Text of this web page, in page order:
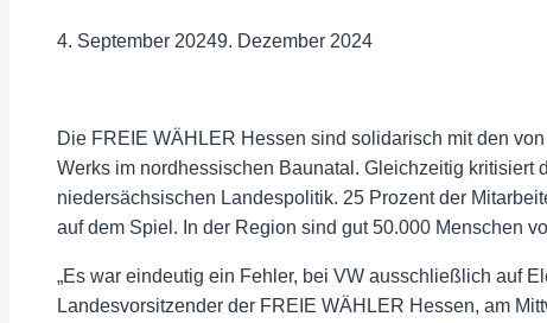
4. September 20249. Dezember 2024
Die FREIE WÄHLER Hessen sind solidarisch mit den
Werks im nordhessischen Baunatal. Gleichzeitig kritisiert
niedersächsischen Landespolitik. 25 Prozent der
auf dem Spiel. In der Region sind gut 50.000 Menschen
„Es war eindeutig ein Fehler, bei VW ausschließlich auf
Landesvorsitzender der FREIE WÄHLER Hessen, am